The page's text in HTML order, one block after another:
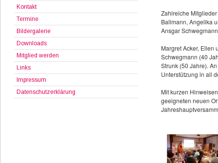
Kontakt
Termine
Bildergalerie
Downloads
Mitglied werden
Links
Impressum
Datenschutzerklärung
Zahlreiche
Ballmann, Angelika
Ansgar
Margret Acker, Ellen
Schwegmann (40
Strunk (50 Jahre).
Unterstützung in all
Mit kurzen
geeigneten neuen